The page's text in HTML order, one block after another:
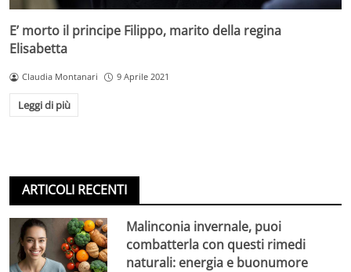
E’ morto il principe Filippo, marito della regina
Elisabetta
Claudia Montanari 9 Aprile 2021
Leggi di più
ARTICOLI RECENTI
Malinconia invernale, puoi
combatterla con questi rimedi
naturali: energia e buonumore